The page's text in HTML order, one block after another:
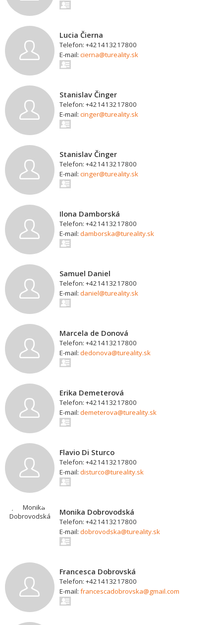
Lucia Čierna
Telefon: +421413217800
E-mail: cierna@tureality.sk
Stanislav Činger
Telefon: +421413217800
E-mail: cinger@tureality.sk
Stanislav Činger
Telefon: +421413217800
E-mail: cinger@tureality.sk
Ilona Damborská
Telefon: +421413217800
E-mail: damborska@tureality.sk
Samuel Daniel
Telefon: +421413217800
E-mail: daniel@tureality.sk
Marcela de Donová
Telefon: +421413217800
E-mail: dedonova@tureality.sk
Erika Demeterová
Telefon: +421413217800
E-mail: demeterova@tureality.sk
Flavio Di Sturco
Telefon: +421413217800
E-mail: disturco@tureality.sk
Monika Dobrovodská
Telefon: +421413217800
E-mail: dobrovodska@tureality.sk
Francesca Dobrovská
Telefon: +421413217800
E-mail: francescadobrovska@gmail.com